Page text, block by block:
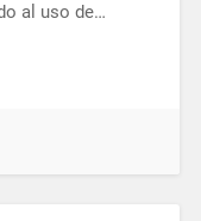
al uso de…